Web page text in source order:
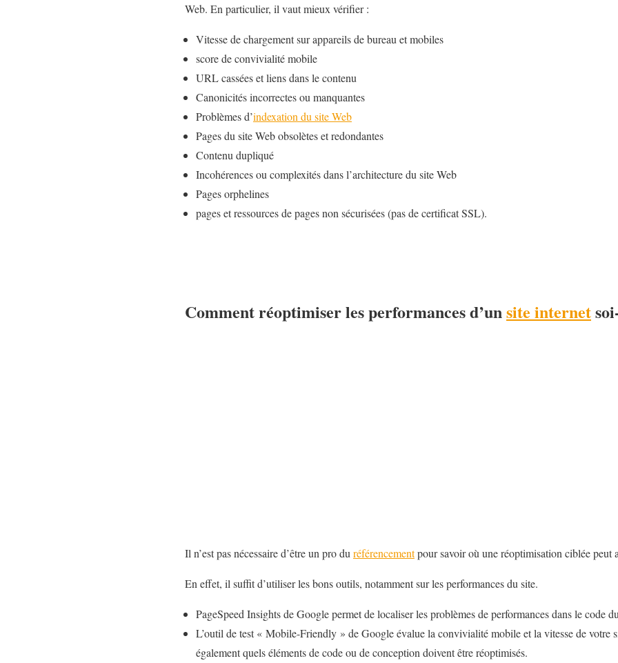
Web. En particulier, il vaut mieux vérifier :
Vitesse de chargement sur appareils de bureau et mobiles
score de convivialité mobile
URL cassées et liens dans le contenu
Canonicités incorrectes ou manquantes
Problèmes d’indexation du site Web
Pages du site Web obsolètes et redondantes
Contenu dupliqué
Incohérences ou complexités dans l’architecture du site Web
Pages orphelines
pages et ressources de pages non sécurisées (pas de certificat SSL).
Comment réoptimiser les performances d’unsite internet
Il n’est pas nécessaire d’être un pro du référencementpour savoir où une réoptimisation ciblée peut
En effet, il suffit d’utiliser les bons outils, notamment sur les performances du site.
PageSpeed Insights de Google permet de localiser les problèmes de performances dans le code
L’outil de test « Mobile-Friendly » de Google évalue la convivialité mobile et la vitesse de votre
également quels éléments de code ou de conception doivent être réoptimisés.